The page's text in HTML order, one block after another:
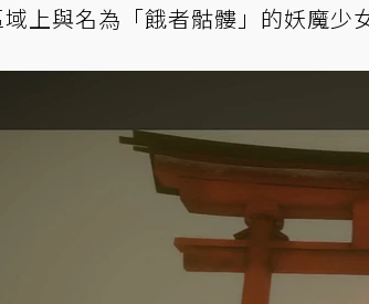
域上與名為「餓者骷髏」的妖魔